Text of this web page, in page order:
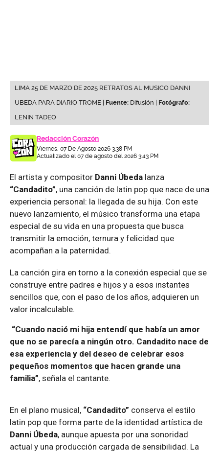
LIMA 25 DE MARZO DE 2025 RETRATOS AL MUSICO DANNI
UBEDA PARA DIARIO TROME | Fuente: Difusión | Fotógrafo:
LENIN TADEO
Redacción Corazón
Viernes, 07 De Agosto 2026 3:38 PM
Actualizado el 07 de agosto del 2026 3:43 PM
El artista y compositor Danni Úbeda lanza
“Candadito”, una canción de latin pop que nace de una
experiencia personal: la llegada de su hija. Con este
nuevo lanzamiento, el músico transforma una etapa
especial de su vida en una propuesta que busca
transmitir la emoción, ternura y felicidad que
acompañan a la paternidad.
La canción gira en torno a la conexión especial que se
construye entre padres e hijos y a esos instantes
sencillos que, con el paso de los años, adquieren un
valor incalculable.
“Cuando nació mi hija entendí que había un amor
que no se parecía a ningún otro. Candadito nace de
esa experiencia y del deseo de celebrar esos
pequeños momentos que hacen grande una
familia”, señala el cantante.
En el plano musical, “Candadito” conserva el estilo
latin pop que forma parte de la identidad artística de
Danni Úbeda, aunque apuesta por una sonoridad
actual y una producción cargada de sensibilidad. La